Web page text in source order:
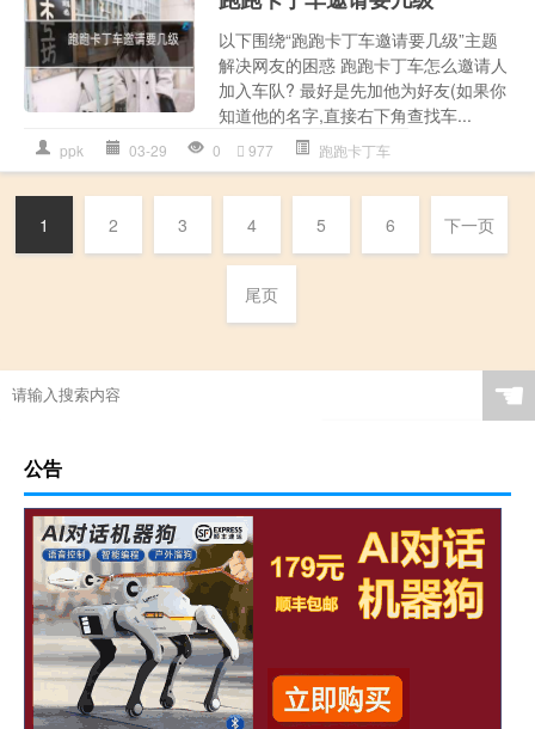
以下围绕“跑跑卡丁车邀请要几级”主题
解决网友的困惑 跑跑卡丁车怎么邀请人
加入车队? 最好是先加他为好友(如果你
知道他的名字,直接右下角查找车...
ppk 03-29 0 977 跑跑卡丁车
1 2 3 4 5 6 下一页
尾页
☚
公告